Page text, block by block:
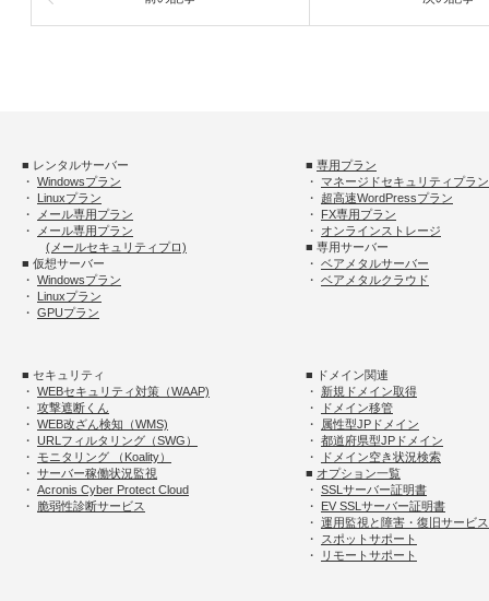
■ レンタルサーバー ■ 専用プラン
・ Windowsプラン ・ マネージドセキュリティプラン
・ Linuxプラン ・ 超高速WordPressプラン
・
メール専用プラン ・ FX専用プラン
・
メール専用プラン ・ オンラインストレージ
(メールセキュリティプロ)
■ 専用サーバー
■ 仮想サーバー
・ ベアメタルサーバー
・ Windowsプラン ・ ベアメタルクラウド
・ Linuxプラン
・ GPUプラン
■ セキュリティ
■ ドメイン関連
・ WEBセキュリティ対策（WAAP) ・ 新規ドメイン取得
・ 攻撃遮断くん ・
ドメイン移管
・ WEB改ざん検知（WMS) ・
属性型JPドメイン
・ URLフィルタリング（SWG） ・ 都道府県型JPドメイン
・ モニタリング （Koality） ・
ドメイン空き状況検索
・ サーバー稼働状況監視 ■ オプション一覧
・ Acronis Cyber Protect Cloud ・ SSLサーバー証明書
・ 脆弱性診断サービス ・ EV SSLサーバー証明書
・ 運用監視と障害・復旧サービス
・ スポットサポート
・
リモートサポート